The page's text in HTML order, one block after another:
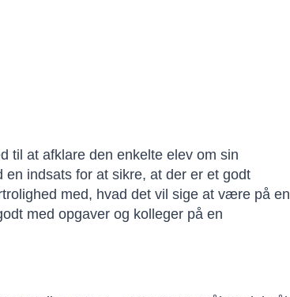
til at afklare den enkelte elev om sin
indsats for at sikre, at der er et godt
med, hvad det vil sige at være på en
med opgaver og kolleger på en